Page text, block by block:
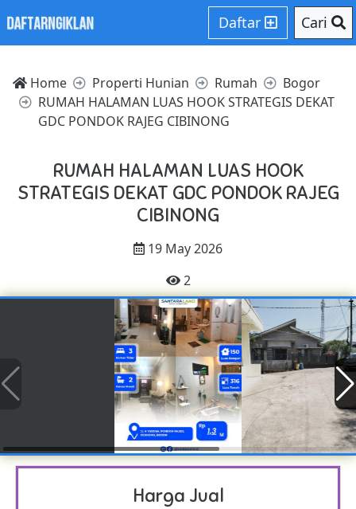
Daftar Cari
Home Properti Hunian Rumah
Bogor
RUMAH HALAMAN LUAS HOOK STRATEGIS DEKAT
GDC PONDOK RAJEG CIBINONG
RUMAH HALAMAN LUAS HOOK
STRATEGIS DEKAT GDC PONDOK RAJEG
CIBINONG
19 May 2026
2
Harga Jual